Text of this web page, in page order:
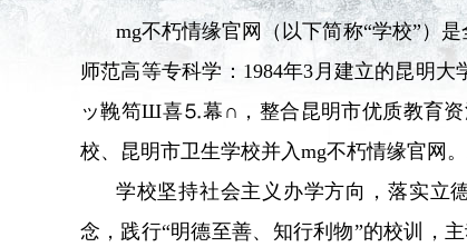
mg不朽情缘官网（以下简称“学校”）是
师范高等专科学：1984年3月建立的昆明大学
ッ鞔笱Ш喜⒌幕∩，整合昆明市优质教育资源
校、昆明市卫生学校并入mg不朽情缘官网。
学校坚持社会主义办学方向，落实立德树
念，践行“明德至善、知行利物”的校训